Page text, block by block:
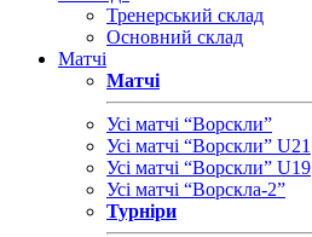
Тренерський склад
Основний склад
Матчі
Матчі
Усі матчі “Ворскли”
Усі матчі “Ворскли” U21
Усі матчі “Ворскли” U19
Усі матчі “Ворскла-2”
Турніри